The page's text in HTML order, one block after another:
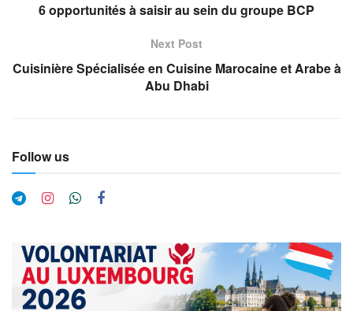
6 opportunités à saisir au sein du groupe BCP
Next Post
Cuisinière Spécialisée en Cuisine Marocaine et Arabe à
Abu Dhabi
Follow us